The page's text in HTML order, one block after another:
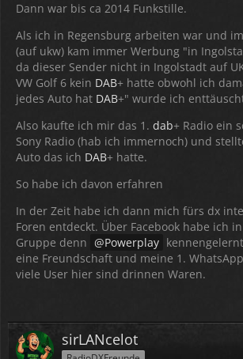
Dann war bis ca 2014 Funkstille.
Als ich in Regensburg arbeiten war und
(auf ukw) kam immer Werbung "in
da dieser Sender nicht in Ingolstadt auf
VW Golf 6 kein DAB+ hatte obwohl ich
jedes Auto hat DAB+" wurde ich
Also kaufte ich mir das 1. dab+ Radio ein
Sony Radio (hab ich immernoch) und
Auto das ich DAB+ hatte.
So habe ich davon erfahren
In der Zeit habe ich dann mich fürs dx
Foren entdeckt. Über Facebook habe ich
Gruppe denn
Powerplay
eine Freundschaft und meine 1.
viele User hier sind drinnen Waren.
sirLANcelot